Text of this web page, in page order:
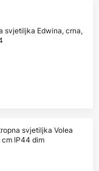
svjetiljka Edwina, crna,
svjetiljka Volea
IP44 dim